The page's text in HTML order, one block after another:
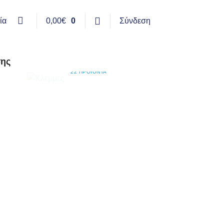
0,00€ 0 Σύνδεση
22 ΠΡΟΪΌΝΤΑ